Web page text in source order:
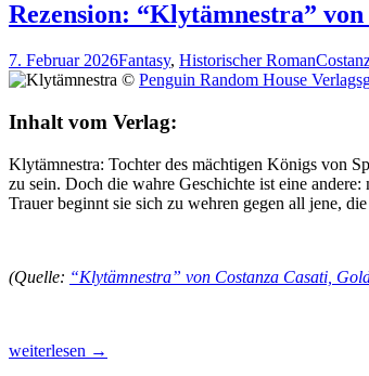
–
Where
Library
hides”
Isabel
(2.
Band)
Rezension: “Klytämnestra”
7. Februar 2026Fantasy, Historischer Roman
© Penguin Random House
Inhalt vom Verlag:
Klytämnestra: Tochter des mächtigen Königs von
zu sein. Doch die wahre Geschichte ist eine
Trauer beginnt sie sich zu wehren gegen all jene,
(Quelle: “Klytämnestra” von Costanza Casati,
Rezension:
weiterlesen →